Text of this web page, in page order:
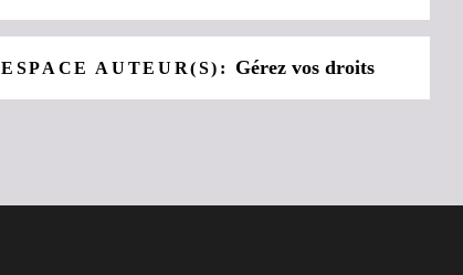
ESPACE AUTEUR(S): Gérez vos droits